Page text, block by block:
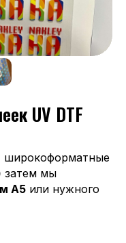
UV DTF
широкоформатные
затем мы
А5 или нужного